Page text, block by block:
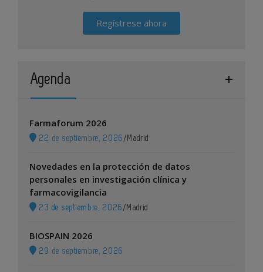
Regístrese ahora
Agenda
Farmaforum 2026
22 de septiembre, 2026 / Madrid
Novedades en la protección de datos
personales en investigación clínica y
farmacovigilancia
23 de septiembre, 2026 / Madrid
BIOSPAIN 2026
29 de septiembre, 2026